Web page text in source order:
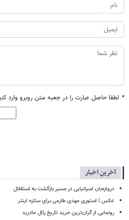
* لطفا حاصل عبارت را در جعبه متن روبرو وارد
آخرین اخبار
دروازه‌بان اسپانیایی در مسیر بازگشت به استقلال
عکس | استوری مهدی طارمی برای ستاره اینتر
رونمایی از گران‌ترین خرید تاریخ رئال مادرید